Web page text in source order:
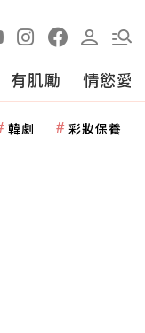
有肌勵 情慾愛
韓劇 彩妝保養